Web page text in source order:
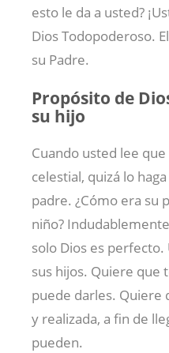
esto le da a usted?
Dios Todopoderoso.
su Padre.
Propósito de
su hijo
Cuando usted lee
celestial, quizá lo
padre. ¿Cómo era su
niño?
solo Dios es
sus hijos. Quiere que
puede darles. Quiere
y realizada, a fin de
pueden.